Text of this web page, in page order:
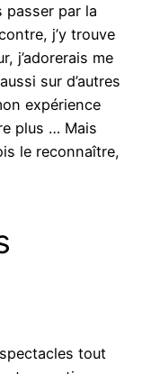
passer par la
j’y trouve
j’adorerais me
sur d’autres
expérience
plus … Mais
le reconnaître,
tout